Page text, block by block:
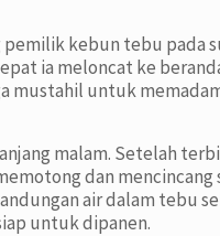
kebun tebu pada
ia meloncat ke
mustahil untuk
malam. Setelah
dan
air dalam tebu
untuk dipanen.